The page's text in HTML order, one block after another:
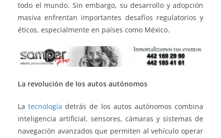
todo el mundo. Sin embargo, su desarrollo y adopción
masiva enfrentan importantes desafíos regulatorios y
éticos, especialmente en países como México.
La revolución de los autos autónomos
Latecnología detrás de los autos autónomos combina
inteligencia artificial, sensores, cámaras y sistemas de
navegación avanzados que permiten al vehículo operar